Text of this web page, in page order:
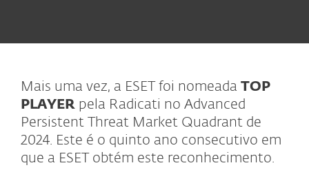
Mais uma vez, a ESET foi nomeada TOP
PLAYER pela Radicati no Advanced
Persistent Threat Market Quadrant de
2024. Este é o quinto ano consecutivo em
que a ESET obtém este reconhecimento.